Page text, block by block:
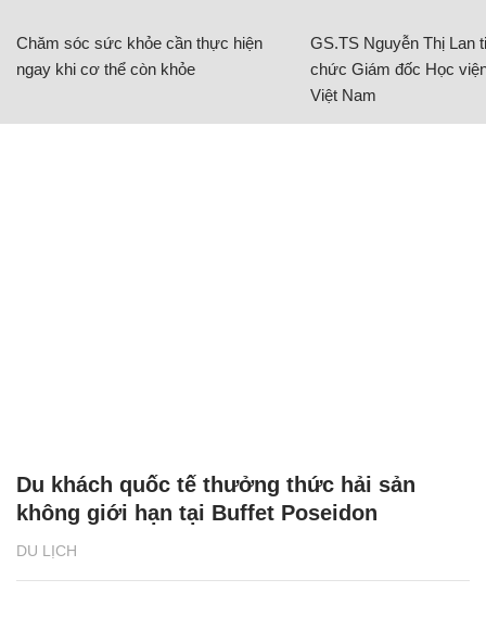
Chăm sóc sức khỏe cần thực hiện
ngay khi cơ thể còn khỏe
GS.TS Nguyễn Thị Lan
chức Giám đốc Học
Việt Nam
DU LỊCH
Du khách quốc tế thưởng thức hải sản
không giới hạn tại Buffet Poseidon